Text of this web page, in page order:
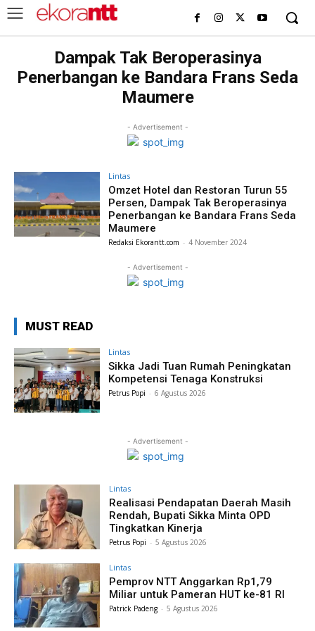
Dampak Tak Beroperasinya
Penerbangan ke Bandara Frans Seda
Maumere
- Advertisement -
Lintas
Omzet Hotel dan Restoran Turun 55
Persen, Dampak Tak Beroperasinya
Penerbangan ke Bandara Frans Seda
Maumere
Redaksi Ekorantt.com - 4 November 2024
- Advertisement -
MUST READ
Lintas
Sikka Jadi Tuan Rumah Peningkatan
Kompetensi Tenaga Konstruksi
Petrus Popi - 6 Agustus 2026
- Advertisement -
Lintas
Realisasi Pendapatan Daerah Masih
Rendah, Bupati Sikka Minta OPD
Tingkatkan Kinerja
Petrus Popi - 5 Agustus 2026
Lintas
Pemprov NTT Anggarkan Rp1,79
Miliar untuk Pameran HUT ke-81 RI
Patrick Padeng - 5 Agustus 2026